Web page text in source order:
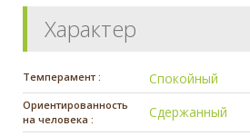
Характер
Темперамент : Спокойный
Ориентированность
на человека :
Сдержанный